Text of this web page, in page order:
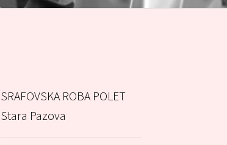
SRAFOVSKA ROBA POLET
Stara Pazova